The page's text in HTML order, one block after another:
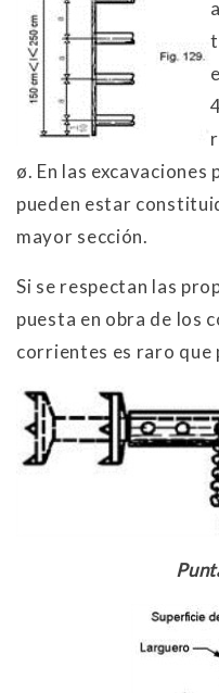
ø. En las
pueden estar
mayor sección.
Si se respectan las
puesta en obra de los
corrientes es raro